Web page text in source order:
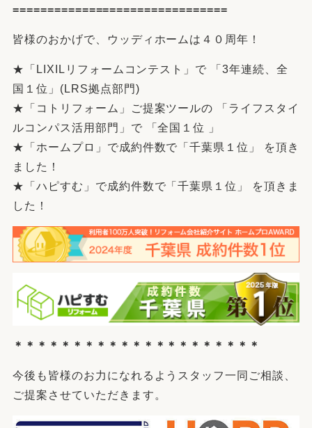
===============================
皆様のおかげで、ウッディホームは４０周年！
★「LIXILリフォームコンテスト」で 「3年連続、全
国１位」(LRS拠点部門)
★「コトリフォーム」ご提案ツールの 「ライフスタイ
ルコンパス活用部門」で 「全国１位 」
★「ホームプロ」で成約件数で「千葉県１位」 を頂き
ました！
★「ハピすむ」で成約件数で「千葉県１位」 を頂きま
した！
＊＊＊＊＊＊＊＊＊＊＊＊＊＊＊＊＊＊＊＊＊
今後も皆様のお力になれるようスタッフ一同ご相談、
ご提案させていただきます。